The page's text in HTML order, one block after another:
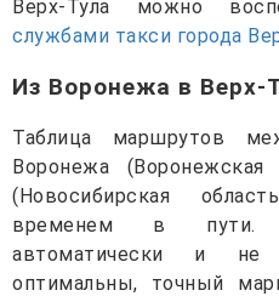
Верх-Тула можно
службами такси города
Из Воронежа в Верх-
Таблица маршрутов
Воронежа
(Новосибирская
временем в пути.
автоматически и
оптимальны, точный